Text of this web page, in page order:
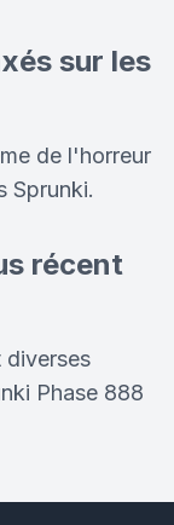
sur les
de l'horreur
Sprunki.
récent
diverses
Phase 888